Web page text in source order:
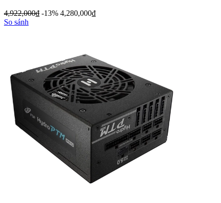
4,922,000đ -13% 4,280,000đ
So sánh